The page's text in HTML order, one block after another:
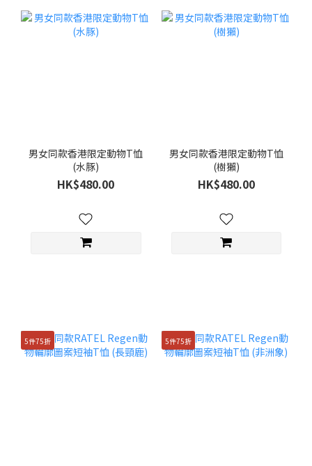
男女同款香港限定動物T恤
(水豚)
HK$480.00
男女同款香港限定動物T恤
(樹獺)
HK$480.00
5件75折 5件75折